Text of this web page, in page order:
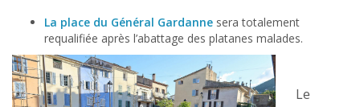
La place du Général Gardanne sera totalement
requalifiée après l’abattage des platanes malades.
Le